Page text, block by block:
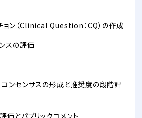
ョン（Clinical Question：CQ）の作成
スの評価
ンセンサスの形成と推奨度の段階評
価とパブリックコメント